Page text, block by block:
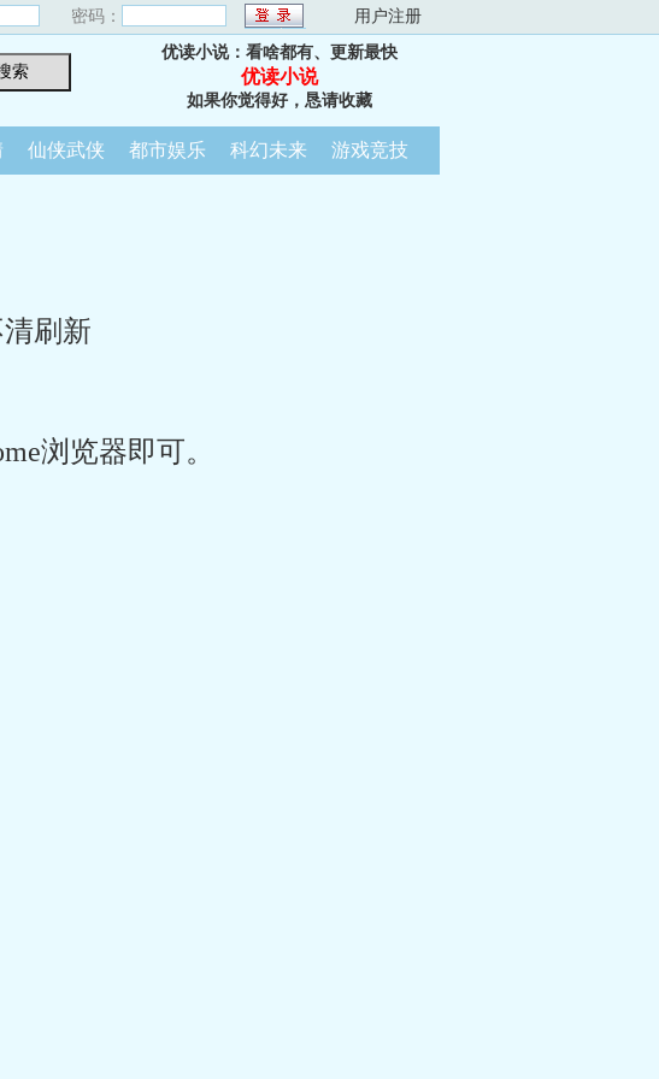
密码： 用户注册
优读小说：看啥都有、更新最快
优读小说
如果你觉得好，恳请收藏
仙侠武侠 都市娱乐 科幻未来 游戏竞技
刷新
浏览器即可。